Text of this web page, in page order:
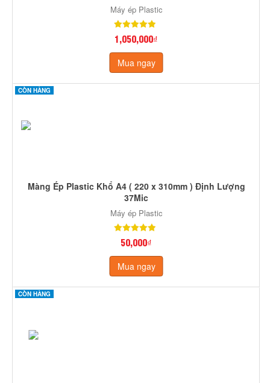
Máy ép Plastic
1,050,000₫
Mua ngay
CÒN HÀNG
Màng Ép Plastic Khổ A4 ( 220 x 310mm ) Định Lượng
37Mic
Máy ép Plastic
50,000₫
Mua ngay
CÒN HÀNG